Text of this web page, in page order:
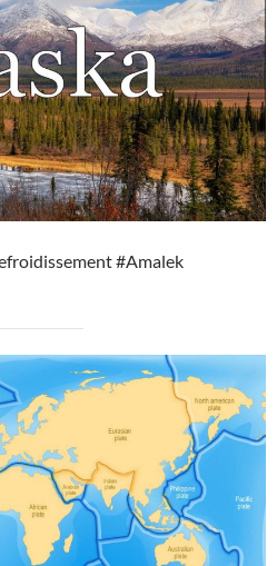
#Amalek